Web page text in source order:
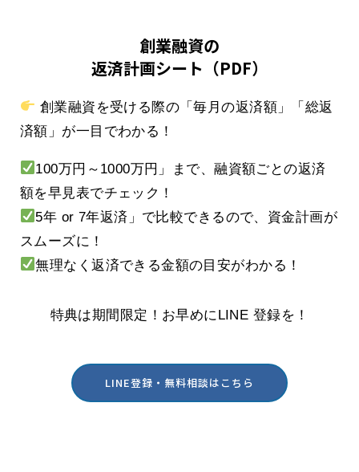
創業融資の
返済計画シート（PDF）
創業融資を受ける際の「毎月の返済額」「総返
済額」が一目でわかる！
100万円～1000万円」まで、融資額ごとの返済
額を早見表でチェック！
5年 or 7年返済」で比較できるので、資金計画が
スムーズに！
無理なく返済できる金額の目安がわかる！
特典は期間限定！お早めにLINE 登録を！
LINE登録・無料相談はこちら